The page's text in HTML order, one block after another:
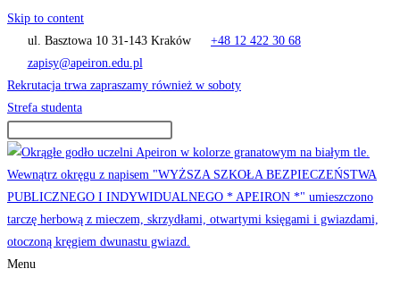
Skip to content
ul. Basztowa 10 31-143 Kraków
+48 12 422 30 68
zapisy@apeiron.edu.pl
Rekrutacja trwa zapraszamy również w soboty
Strefa studenta
Menu